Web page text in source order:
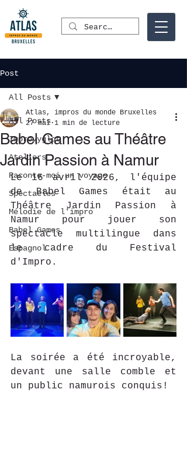
Post
All Posts
Improvyglot
Ateliers
Raconte-moi un voyage
Spectacles
Mélodie de l'impro
Babel Games
Espagnol
All Posts
Babel Games au Théâtre
Jardin Passion à Namur
Atlas, impros du monde Bruxelles
27 mai 1 min de lecture
Le 16 avril 2026, l'équipe
de Babel Games était au
Théâtre Jardin Passion à
Namur pour jouer son
spectacle multilingue dans
le cadre du Festival
d'Impro.
La soirée a été incroyable,
devant une salle comble et
un public namurois conquis!